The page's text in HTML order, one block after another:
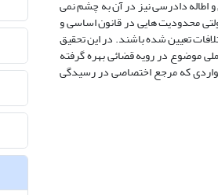
اطاله دادرسی نیز در آن به چشم نمی
محدودیت هایی در قانون اساسی و
تعیین شده باشند. در این تحقیق
بررسی عملی موضوع در رویه قضائی بهره گرفته
غیر از مواردی که مرجع اختصاصی در رسیدگی